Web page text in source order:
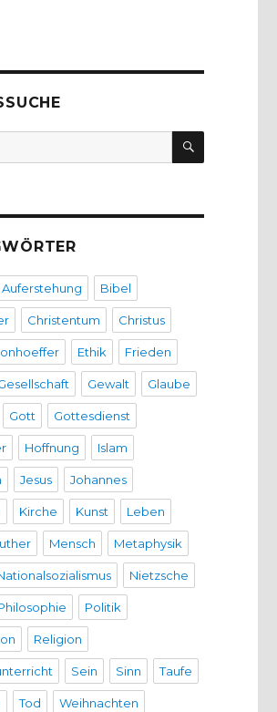
SUCHEN
Auferstehung Bibel
Christentum Christus
Ethik Frieden
Gewalt Glaube
Gott Gottesdienst
Hoffnung Islam
Jesus Johannes
Kirche Kunst Leben
Mensch Metaphysik
Nietzsche
Politik
Religion
Sein Sinn Taufe
Tod Weihnachten